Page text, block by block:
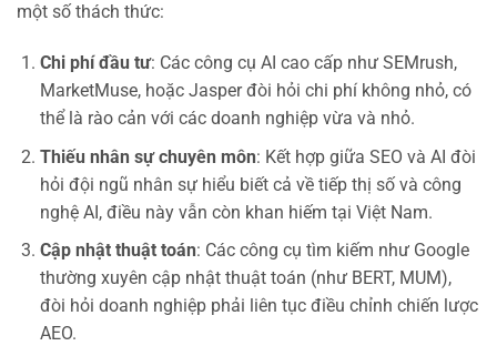
một số thách thức:
Chi phí đầu tư: Các công cụ AI cao cấp như SEMrush,
MarketMuse, hoặc Jasper đòi hỏi chi phí không nhỏ, có
thể là rào cản với các doanh nghiệp vừa và nhỏ.
Thiếu nhân sự chuyên môn: Kết hợp giữa SEO và AI đòi
hỏi đội ngũ nhân sự hiểu biết cả về tiếp thị số và công
nghệ AI, điều này vẫn còn khan hiếm tại Việt Nam.
Cập nhật thuật toán: Các công cụ tìm kiếm như Google
thường xuyên cập nhật thuật toán (như BERT, MUM),
đòi hỏi doanh nghiệp phải liên tục điều chỉnh chiến lược
AEO.